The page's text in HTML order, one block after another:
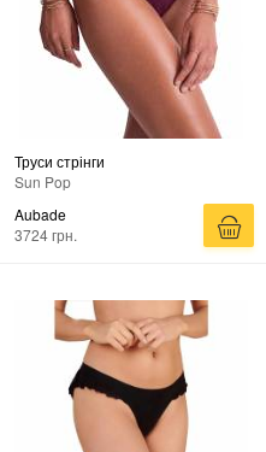
Труси стрінги
Sun Pop
Aubade
3724 грн.